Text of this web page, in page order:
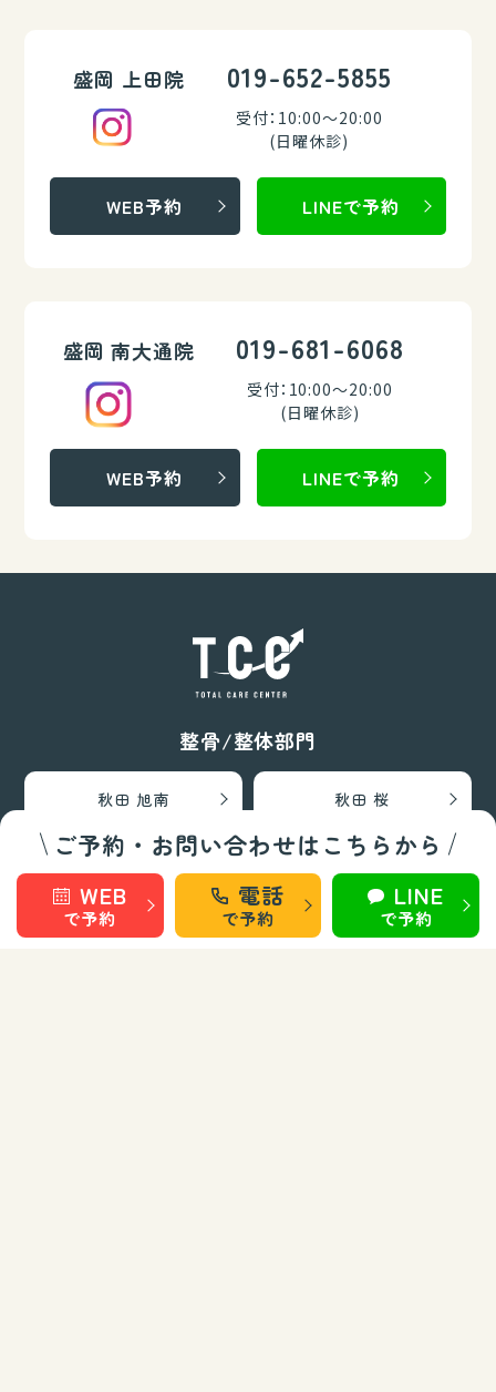
ご予約・お問い合わせはこちらから
WEB
で予約
電話
で予約
LINE
で予約
盛岡 上田院 019-652-5855
受付：10:00～20:00
(日曜休診)
WEB予約 LINEで予約
盛岡 南大通院 019-681-6068
受付：10:00～20:00
(日曜休診)
WEB予約 LINEで予約
整骨/整体部門
秋田 旭南 秋田 桜
秋田 泉 秋田 城東
仙台 長町南 盛岡 上田